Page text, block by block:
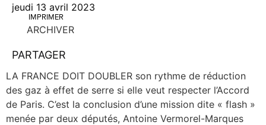
jeudi 13 avril 2023
IMPRIMER
ARCHIVER
PARTAGER
LA FRANCE DOIT DOUBLER son rythme de réduc­tion
des gaz à effet de serre si elle veut res­pec­ter l’Accord
de Paris. C’est la conclu­sion d’une mis­sion dite « flash »
menée par deux dépu­tés, Antoine Ver­­mo­­rel-Marques